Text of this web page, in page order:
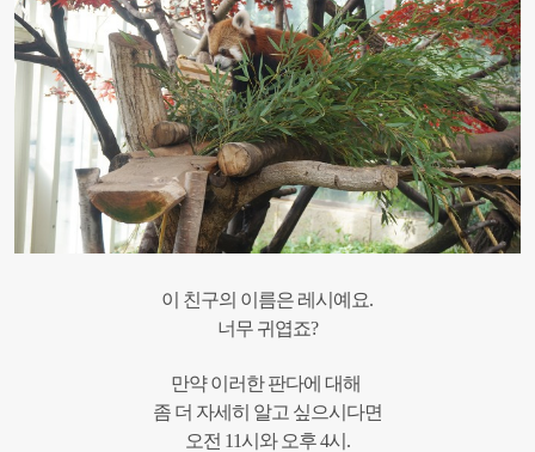
이 친구의 이름은 레시예요.
너무 귀엽죠?
만약 이러한 판다에 대해
좀 더 자세히 알고 싶으시다면
오전 11시와 오후 4시.